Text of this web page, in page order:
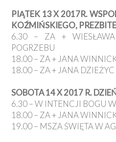
PIĄTEK 13 X 2017R.
KOŹMIŃSKIEGO,
6.30 – ZA +
POGRZEBU
18.00 – ZA + JANA
18.00 – ZA + JANA DZIEŻYC
SOBOTA 14 X 2017 R.
6.30 – W INTENCJI BOGU
18.00 – ZA + JANA
19.00 – MSZA ŚWIĘTA W